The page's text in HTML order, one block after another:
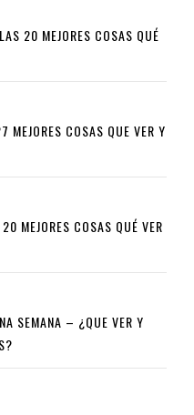
20 MEJORES COSAS QUÉ
MEJORES COSAS QUE VER Y
MEJORES COSAS QUÉ VER
SEMANA – ¿QUE VER Y